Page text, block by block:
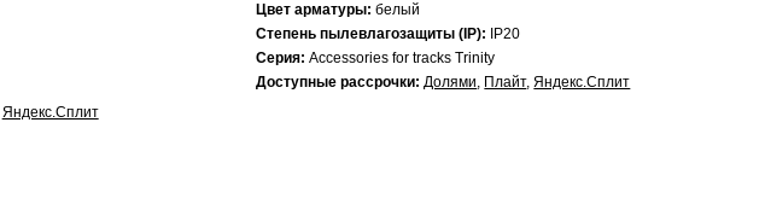
Яндекс.Сплит
Цвет арматуры:белый
Степень пылевлагозащиты (IP):
IP20
Серия:Accessories for tracks Trinity
Доступные рассрочки:Долями, Плайт,Яндекс.Сплит